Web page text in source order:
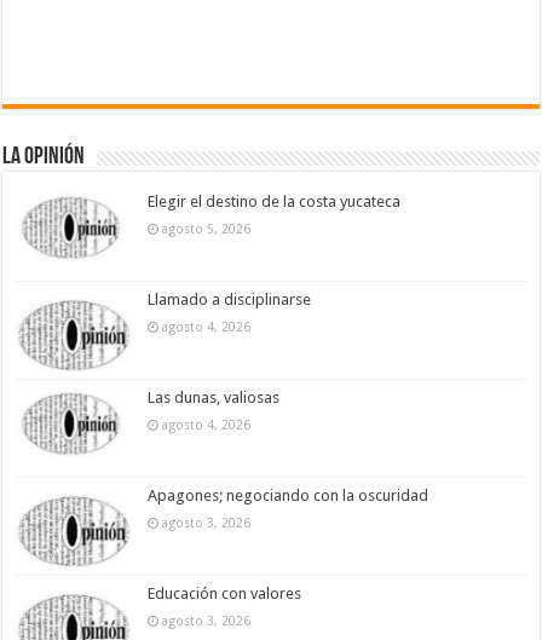
La Opinión
Elegir el destino de la costa yucateca
agosto 5, 2026
Llamado a disciplinarse
agosto 4, 2026
Las dunas, valiosas
agosto 4, 2026
Apagones; negociando con la oscuridad
agosto 3, 2026
Educación con valores
agosto 3, 2026